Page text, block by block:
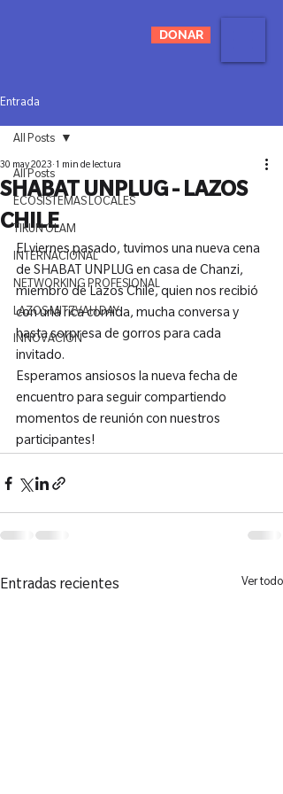
DONAR
Entrada
All Posts
ECOSISTEMAS LOCALES
TIKUN OLAM
INTERNACIONAL
NETWORKING PROFESIONAL
LAZOS MITZVAH DAY
INNOVACIÓN
All Posts
SHABAT UNPLUG - LAZOS
CHILE
30 may 2023 1 min de lectura
El viernes pasado, tuvimos una nueva cena
de SHABAT UNPLUG en casa de Chanzi,
miembro de Lazos Chile, quien nos recibió
con una rica comida, mucha conversa y
hasta sorpresa de gorros para cada
invitado.
Esperamos ansiosos la nueva fecha de
encuentro para seguir compartiendo
momentos de reunión con nuestros
participantes!
Entradas recientes Ver todo